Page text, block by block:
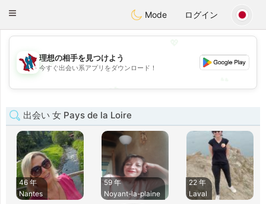
Taimerais
Toggle
Mode ログイン
💖
💕
理想の相手を見つけよう
今すぐ出会い系アプリをダウンロード！
出会い 女 Pays de la Loire
46 年
Nantes
59 年
Noyant-la-plaine
22 年
Laval